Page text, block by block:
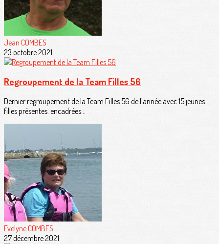
Jean COMBES
23 octobre 2021
Regroupement de la Team Filles 56
Dernier regroupement de la Team Filles 56 de l'année avec 15 jeunes
filles présentes. encadrées...
Evelyne COMBES
27 décembre 2021